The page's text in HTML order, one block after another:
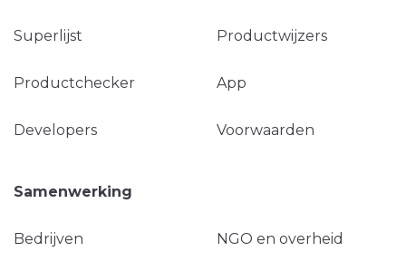
Superlijst Productwijzers
Productchecker App
Developers Voorwaarden
Samenwerking
Bedrijven NGO en overheid